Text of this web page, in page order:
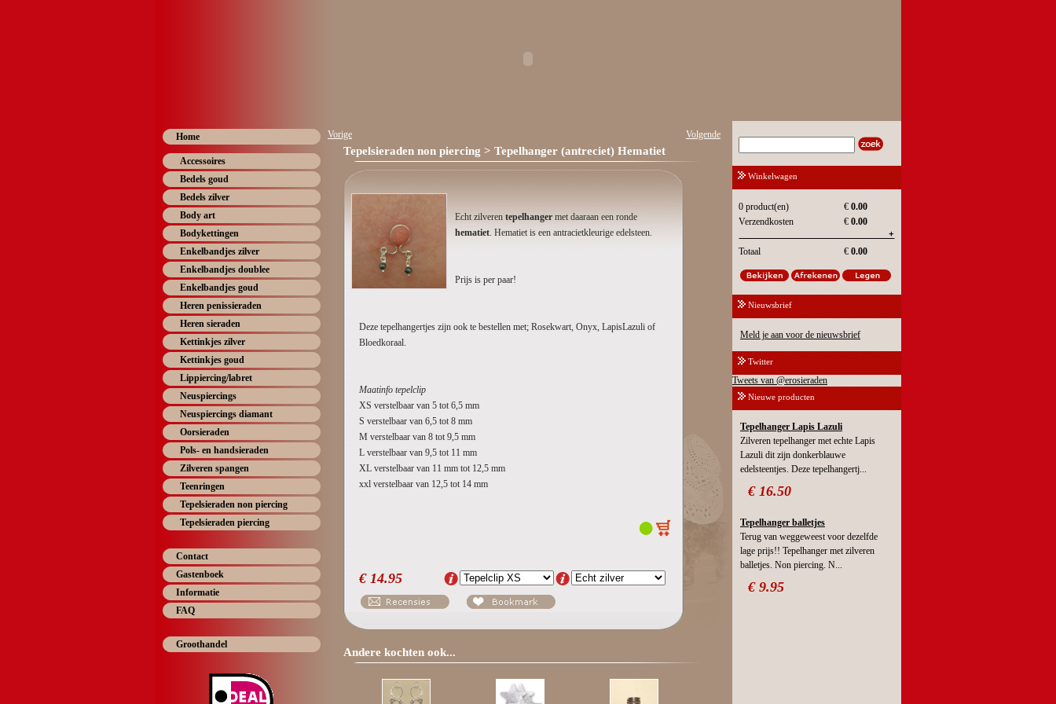
Home
Accessoires
Bedels goud
Bedels zilver
Body art
Bodykettingen
Enkelbandjes zilver
Enkelbandjes doublee
Enkelbandjes goud
Heren penissieraden
Heren sieraden
Kettinkjes zilver
Kettinkjes goud
Lippiercing/labret
Neuspiercings
Neuspiercings diamant
Oorsieraden
Pols- en handsieraden
Zilveren spangen
Teenringen
Tepelsieraden non piercing
Tepelsieraden piercing
Contact
Gastenboek
Informatie
FAQ
Groothandel
Vorige Volgende
Tepelsieraden non piercing > Tepelhanger (antreciet) Hematiet
Echt zilveren tepelhanger met daaraan een ronde
hematiet. Hematiet is een antracietkleurige edelsteen.
Prijs is per paar!
Deze tepelhangertjes zijn ook te bestellen met; Rosekwart, Onyx, LapisLazuli of
Bloedkoraal.
Maatinfo tepelclip
XS verstelbaar van 5 tot 6,5 mm
S verstelbaar van 6,5 tot 8 mm
M verstelbaar van 8 tot 9,5 mm
L verstelbaar van 9,5 tot 11 mm
XL verstelbaar van 11 mm tot 12,5 mm
xxl verstelbaar van 12,5 tot 14 mm
€ 14.95
Andere kochten ook...
Winkelwagen
0 product(en) € 0.00
Verzendkosten
€ 0.00
Totaal € 0.00
Nieuwsbrief
Meld je aan voor de nieuwsbrief
Twitter
Tweets van @erosieraden
Nieuwe producten
Tepelhanger Lapis Lazuli
Zilveren tepelhanger met echte Lapis
Lazuli dit zijn donkerblauwe
edelsteentjes. Deze tepelhangertj...
€ 16.50
Tepelhanger balletjes
Terug van weggeweest voor dezelfde
lage prijs!! Tepelhanger met zilveren
balletjes. Non piercing. N...
€ 9.95